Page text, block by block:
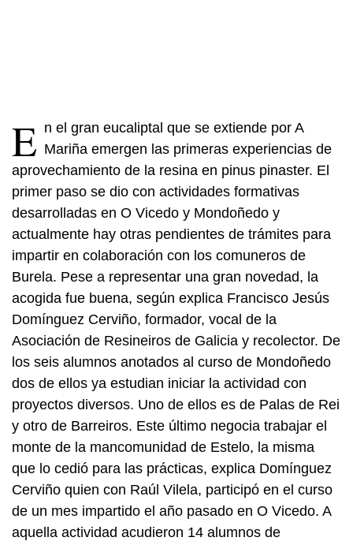
E n el gran eucaliptal que se extiende por A
Mariña emergen las primeras experiencias de
aprovechamiento de la resina en pinus pinaster. El
primer paso se dio con actividades formativas
desarrolladas en O Vicedo y Mondoñedo y
actualmente hay otras pendientes de trámites para
impartir en colaboración con los comuneros de
Burela. Pese a representar una gran novedad, la
acogida fue buena, según explica Francisco Jesús
Domínguez Cerviño, formador, vocal de la
Asociación de Resineiros de Galicia y recolector. De
los seis alumnos anotados al curso de Mondoñedo
dos de ellos ya estudian iniciar la actividad con
proyectos diversos. Uno de ellos es de Palas de Rei
y otro de Barreiros. Este último negocia trabajar el
monte de la mancomunidad de Estelo, la misma
que lo cedió para las prácticas, explica Domínguez
Cerviño quien con Raúl Vilela, participó en el curso
de un mes impartido el año pasado en O Vicedo. A
aquella actividad acudieron 14 alumnos de